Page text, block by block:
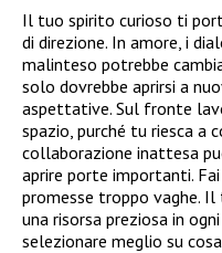
Il tuo spirito curioso ti
di direzione. In amore, i
malinteso potrebbe
solo dovrebbe aprirsi a
aspettative. Sul fronte
spazio, purché tu riesca a
collaborazione inattesa
aprire porte importanti.
promesse troppo vaghe.
una risorsa preziosa in
selezionare meglio su